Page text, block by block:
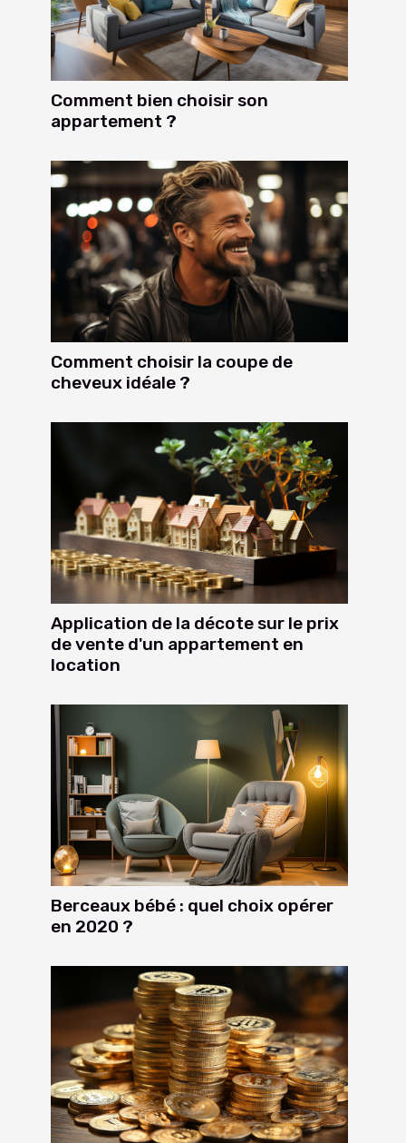
Comment bien choisir son
appartement ?
Comment choisir la coupe de
cheveux idéale ?
Application de la décote sur le prix
de vente d'un appartement en
location
Berceaux bébé : quel choix opérer
en 2020 ?